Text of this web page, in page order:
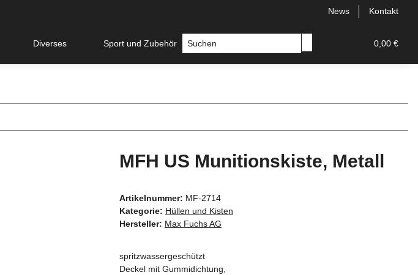
News Kontakt
0,00 €
Diverses Sport und Zubehör Messer
MFH US Munitionskiste, Metall
Artikelnummer: MF-2714
Kategorie: Hüllen und Kisten
Hersteller: Max Fuchs AG
spritzwassergeschützt
Deckel mit Gummidichtung,